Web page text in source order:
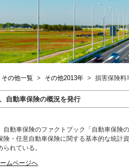
その他一覧 > その他2013年 > 損害保険料
自動車保険の概況を発行
動車保険のファクトブック「自動車保険
険・任意自動車保険に関する基本的な統計
れている。
ムページへ